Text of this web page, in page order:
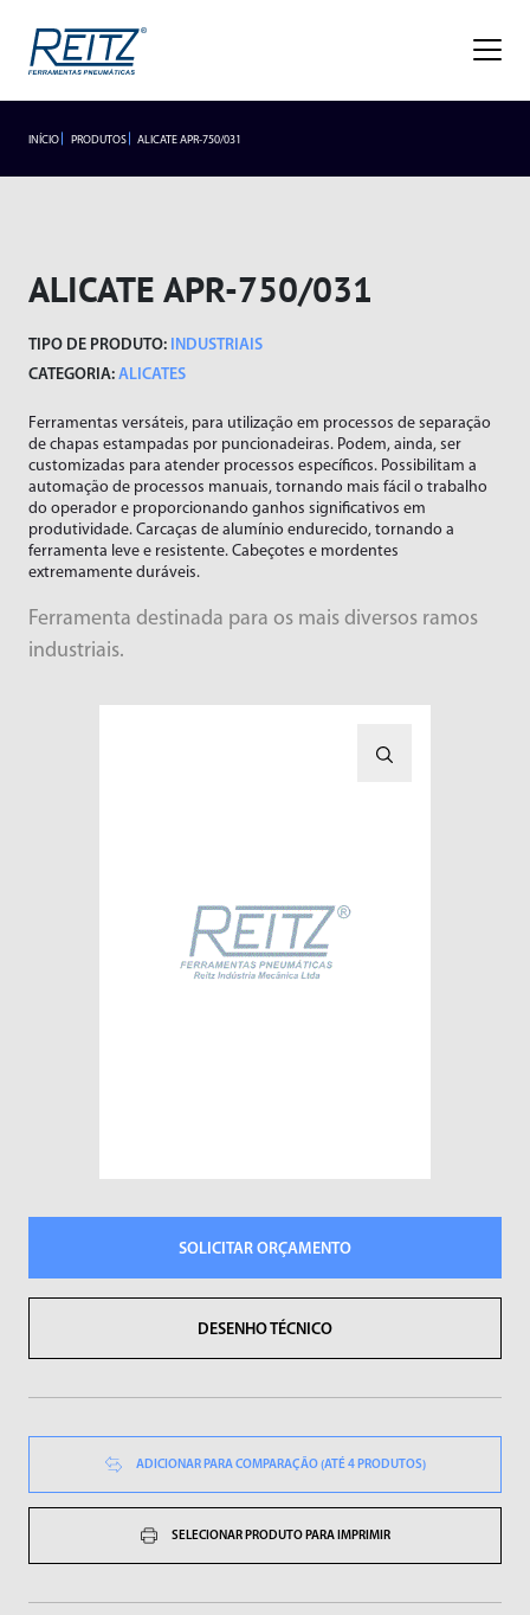
Sobre
Missão, Visão e Valores
Nossa História
Premiações
Trabalhe Conosco
Trabalhe Conosco
Alicates
Cortadores
Esmerilhadeiras
Furadeiras
Limadoras
Lixadeiras
Marteletes
Marteletes Rebatedores
Rebitador de Rosca
Segmentos
Agronegócio
Frigoríficos
Fundições
Linha Branca
Moveleiros
Recapadoras
Transportes
Lançamentos
Assistência Técnica
Atendimento
SEGMENTOS
INÍCIO PRODUTOS ALICATE APR-750/031
ALICATE APR-750/031
TIPO DE PRODUTO: INDUSTRIAIS
CATEGORIA: ALICATES
Ferramentas versáteis, para utilização em processos de separação
de chapas estampadas por puncionadeiras. Podem, ainda, ser
customizadas para atender processos específicos. Possibilitam a
automação de processos manuais, tornando mais fácil o trabalho
do operador e proporcionando ganhos significativos em
produtividade. Carcaças de alumínio endurecido, tornando a
ferramenta leve e resistente. Cabeçotes e mordentes
extremamente duráveis.
Ferramenta destinada para os mais diversos ramos
industriais.
SOLICITAR ORÇAMENTO
DESENHO TÉCNICO
ADICIONAR PARA COMPARAÇÃO (ATÉ 4 PRODUTOS)
SELECIONAR PRODUTO PARA IMPRIMIR